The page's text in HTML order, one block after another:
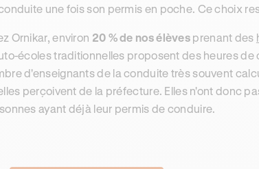
une fois son permis en poche. Ce choix
Ornikar, environ 20 % de nos élèves prenant des
écoles traditionnelles proposent des heures
d'enseignants de la conduite très souvent
perçoivent de la préfecture. Elles n'ont donc
ayant déjà leur permis de conduire.